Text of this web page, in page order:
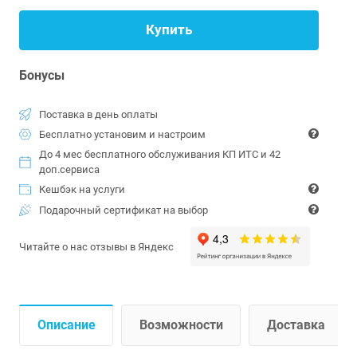
Купить
Бонусы
Поставка в день оплаты
Бесплатно установим и настроим
До 4 мес бесплатного обслуживания КП ИТС и 42
доп.сервиса
Кешбэк на услуги
Подарочный сертификат на выбор
Читайте о нас отзывы в Яндекс
Описание Возможности Доставка